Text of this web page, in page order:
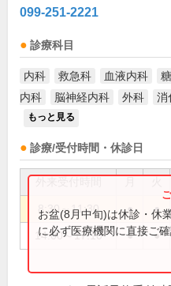
099-251-2221
診療科目
内科 救急科 血液内科
内科
脳神経内科 外科 消
もっと見る
診療/受付時間・休診日
8:30～11:30 ● ●
14:00～17:10 ● ●
お盆(8月中旬)は休診・休
に必ず医療機関に直接ご確